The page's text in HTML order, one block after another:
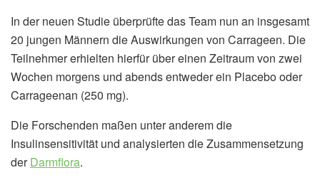
In der neuen Studie überprüfte das Team nun an insgesamt
20 jungen Männern die Auswirkungen von Carrageen. Die
Teilnehmer erhielten hierfür über einen Zeitraum von zwei
Wochen morgens und abends entweder ein Placebo oder
Carrageenan (250 mg).
Die Forschenden maßen unter anderem die
Insulinsensitivität und analysierten die Zusammensetzung
derDarmflora.